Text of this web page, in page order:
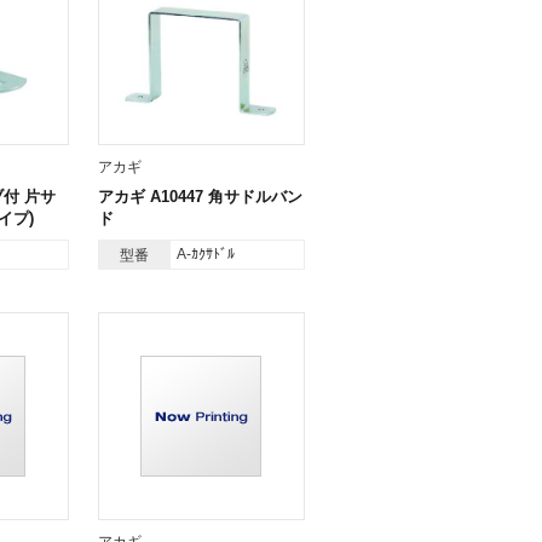
付 片サ
プ)
アカギ
アカギ A10447 角サドルバン
ド
型番 A-ｶｸｻﾄﾞﾙ